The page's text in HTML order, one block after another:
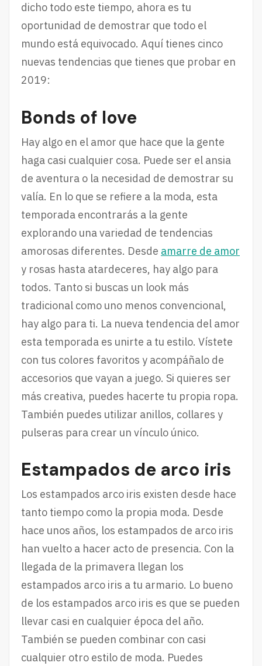
dicho todo este tiempo, ahora es tu
oportunidad de demostrar que todo el
mundo está equivocado. Aquí tienes cinco
nuevas tendencias que tienes que probar en
2019:
Bonds of love
Hay algo en el amor que hace que la gente
haga casi cualquier cosa. Puede ser el ansia
de aventura o la necesidad de demostrar su
valía. En lo que se refiere a la moda, esta
temporada encontrarás a la gente
explorando una variedad de tendencias
amorosas diferentes. Desde amarre de amor
y rosas hasta atardeceres, hay algo para
todos. Tanto si buscas un look más
tradicional como uno menos convencional,
hay algo para ti. La nueva tendencia del amor
esta temporada es unirte a tu estilo. Vístete
con tus colores favoritos y acompáñalo de
accesorios que vayan a juego. Si quieres ser
más creativa, puedes hacerte tu propia ropa.
También puedes utilizar anillos, collares y
pulseras para crear un vínculo único.
Estampados de arco iris
Los estampados arco iris existen desde hace
tanto tiempo como la propia moda. Desde
hace unos años, los estampados de arco iris
han vuelto a hacer acto de presencia. Con la
llegada de la primavera llegan los
estampados arco iris a tu armario. Lo bueno
de los estampados arco iris es que se pueden
llevar casi en cualquier época del año.
También se pueden combinar con casi
cualquier otro estilo de moda. Puedes